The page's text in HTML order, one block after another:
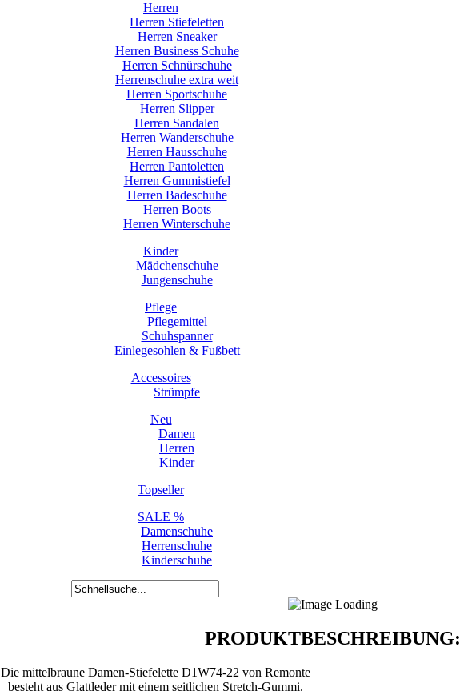
Herren
Herren Stiefeletten
Herren Sneaker
Herren Business Schuhe
Herren Schnürschuhe
Herrenschuhe extra weit
Herren Sportschuhe
Herren Slipper
Herren Sandalen
Herren Wanderschuhe
Herren Hausschuhe
Herren Pantoletten
Herren Gummistiefel
Herren Badeschuhe
Herren Boots
Herren Winterschuhe
Kinder
Mädchenschuhe
Jungenschuhe
Pflege
Pflegemittel
Schuhspanner
Einlegesohlen & Fußbett
Accessoires
Strümpfe
Neu
Damen
Herren
Kinder
Topseller
SALE %
Damenschuhe
Herrenschuhe
Kinderschuhe
PRODUKTBESCHREIBUNG:
Die mittelbraune Damen-Stiefelette D1W74-22 von Remonte
besteht aus Glattleder mit einem seitlichen Stretch-Gummi.